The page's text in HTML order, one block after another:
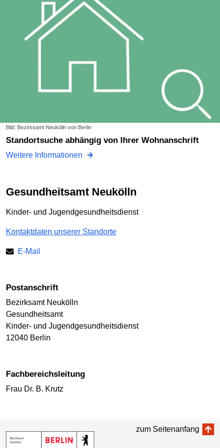
Bild: Bezirksamt Neukölln von Berlin
Standortsuche abhängig von Ihrer Wohnanschrift
Weitere Informationen
Gesundheitsamt Neukölln
Kinder- und Jugendgesundheitsdienst
Kontaktdaten unserer Standorte
E-Mail
Postanschrift
Bezirksamt Neukölln
Gesundheitsamt
Kinder- und Jugendgesundheitsdienst
12040 Berlin
Fachbereichsleitung
Frau Dr. B. Krutz
zum Seitenanfang